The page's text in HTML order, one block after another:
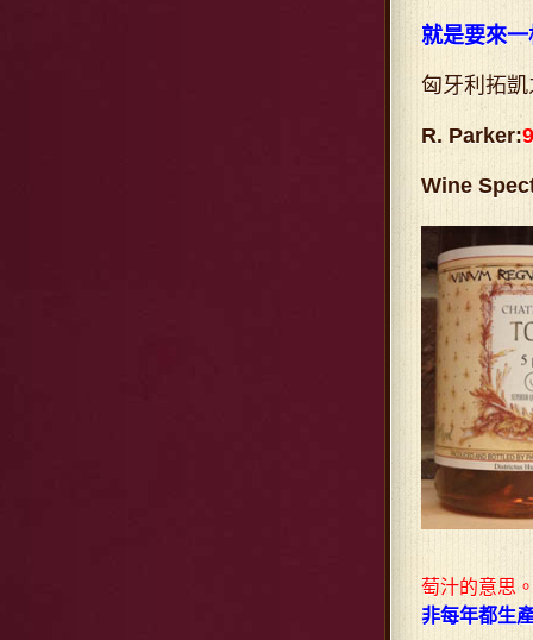
就是要來
匈牙利拓
R. Parker:
Wine
萄汁的意思
非每年都生